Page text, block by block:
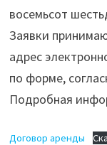
восемьсот
Заявки
адрес
по форме,
Подробная
Договор аренды